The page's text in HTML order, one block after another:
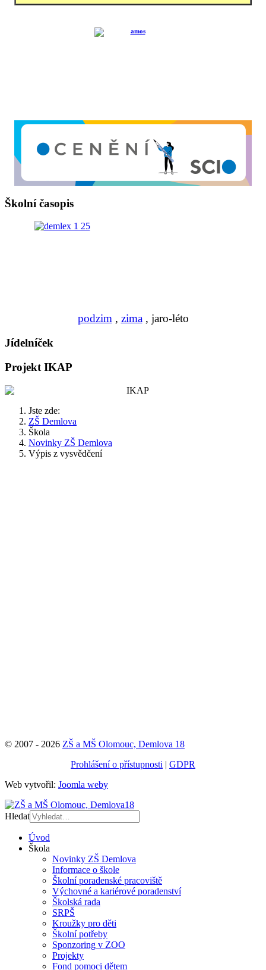
Školní časopis
podzim, zima, jaro-léto
Jídelníček
Projekt IKAP
Jste zde:
ZŠ Demlova
Škola
Novinky ZŠ Demlova
Výpis z vysvědčení
© 2007 - 2026 ZŠ a MŠ Olomouc, Demlova 18
Prohlášení o přístupnosti | GDPR
Web vytvořil: Joomla weby
Hledat
Úvod
Škola
Novinky ZŠ Demlova
Informace o škole
Školní poradenské pracoviště
Výchovné a kariérové poradenství
Školská rada
SRPŠ
Kroužky pro děti
Školní potřeby
Sponzoring v ZOO
Projekty
Fond pomoci dětem